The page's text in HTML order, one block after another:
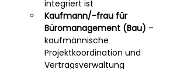
integriert ist
Kaufmann/-frau für
Büromanagement (Bau) –
kaufmännische
Projektkoordination und
Vertragsverwaltung